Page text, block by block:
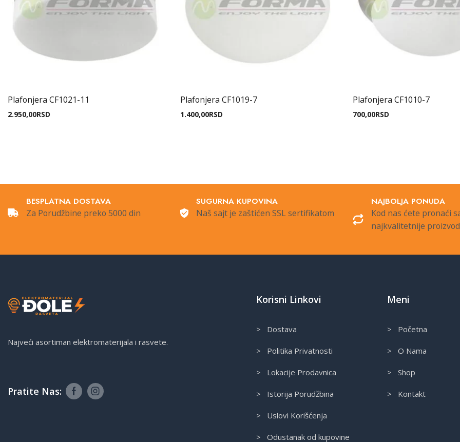
Plafonjera CF1021-11
2.950,00RSD
Plafonjera CF1019-7
1.400,00RSD
Plafonjera CF1010-7
700,00RSD
BESPLATNA DOSTAVA
Za Porudžbine preko 5000 din
SUGURNA KUPOVINA
Naš sajt je zaštićen SSL sertifikatom
NAJBOLJA PONUDA
Kod nas ćete pronaći
najkvalitetnije
Najveći asortiman elektromaterijala i rasvete.
Pratite Nas:
Korisni Linkovi
> Dostava
> Politika Privatnosti
> Lokacije Prodavnica
> Istorija Porudžbina
> Uslovi Korišćenja
> Odustanak od kupovine
Meni
> Početna
> O Nama
> Shop
> Kontakt